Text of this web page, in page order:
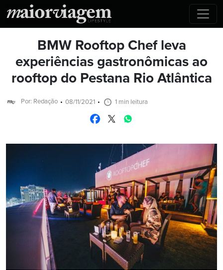
BMW Rooftop Chef leva
experiências gastronômicas ao
rooftop do Pestana Rio Atlântica
Por: Redação 08/11/2021 1 min leitura